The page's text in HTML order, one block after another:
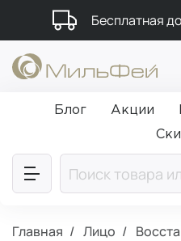
Бесплатная
Подарки в
Блог Акции
Главная Лицо